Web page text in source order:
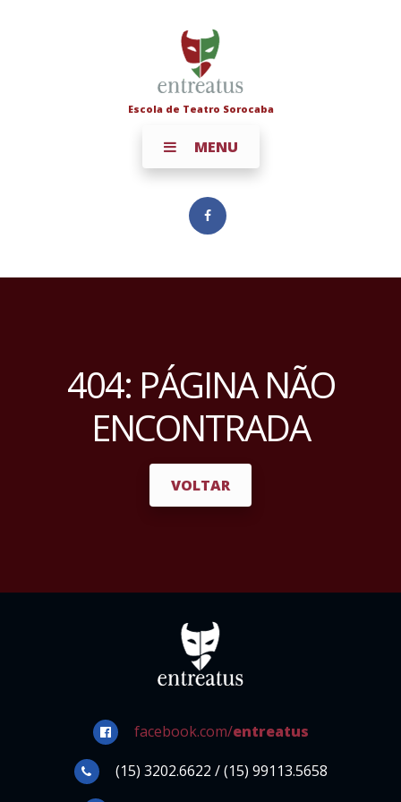
Escola de Teatro Sorocaba
MENU
404: PÁGINA NÃO
ENCONTRADA
VOLTAR
facebook.com/entreatus
(15) 3202.6622 / (15) 99113.5658